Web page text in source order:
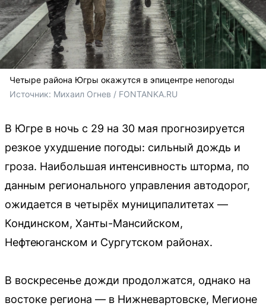
Четыре района Югры окажутся в эпицентре непогоды
Источник: Михаил Огнев / FONTANKA.RU
В Югре в ночь с 29 на 30 мая прогнозируется
резкое ухудшение погоды: сильный дождь и
гроза. Наибольшая интенсивность шторма, по
данным регионального управления автодорог,
ожидается в четырёх муниципалитетах —
Кондинском, Ханты-Мансийском,
Нефтеюганском и Сургутском районах.
В воскресенье дожди продолжатся, однако на
востоке региона — в Нижневартовске, Мегионе